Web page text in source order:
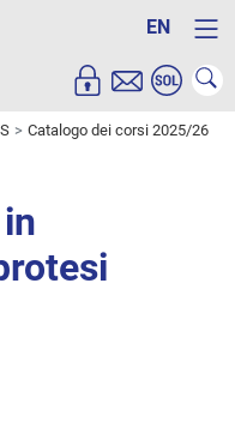
EN
Catalogo dei corsi 2025/26